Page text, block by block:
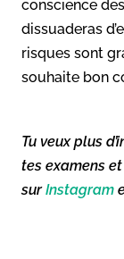
conscience
dissuaderas
risques sont
souhaite bon
Tu veux plus
tes examens
surInstagram